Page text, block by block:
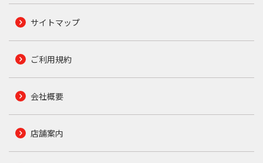
サイトマップ
ご利用規約
会社概要
店舗案内